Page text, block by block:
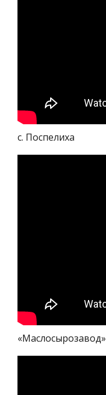
с. Поспелиха
«Маслосырозавод»